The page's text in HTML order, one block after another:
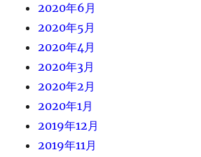
2020年6月
2020年5月
2020年4月
2020年3月
2020年2月
2020年1月
2019年12月
2019年11月